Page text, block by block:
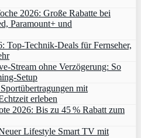
2026: Große Rabatte bei
Paramount+ und
Top-Technik-Deals für Fernseher,
Stream ohne Verzögerung: So
Setup
mit
erleben
2026: Bis zu 45 % Rabatt zum
Lifestyle Smart TV mit